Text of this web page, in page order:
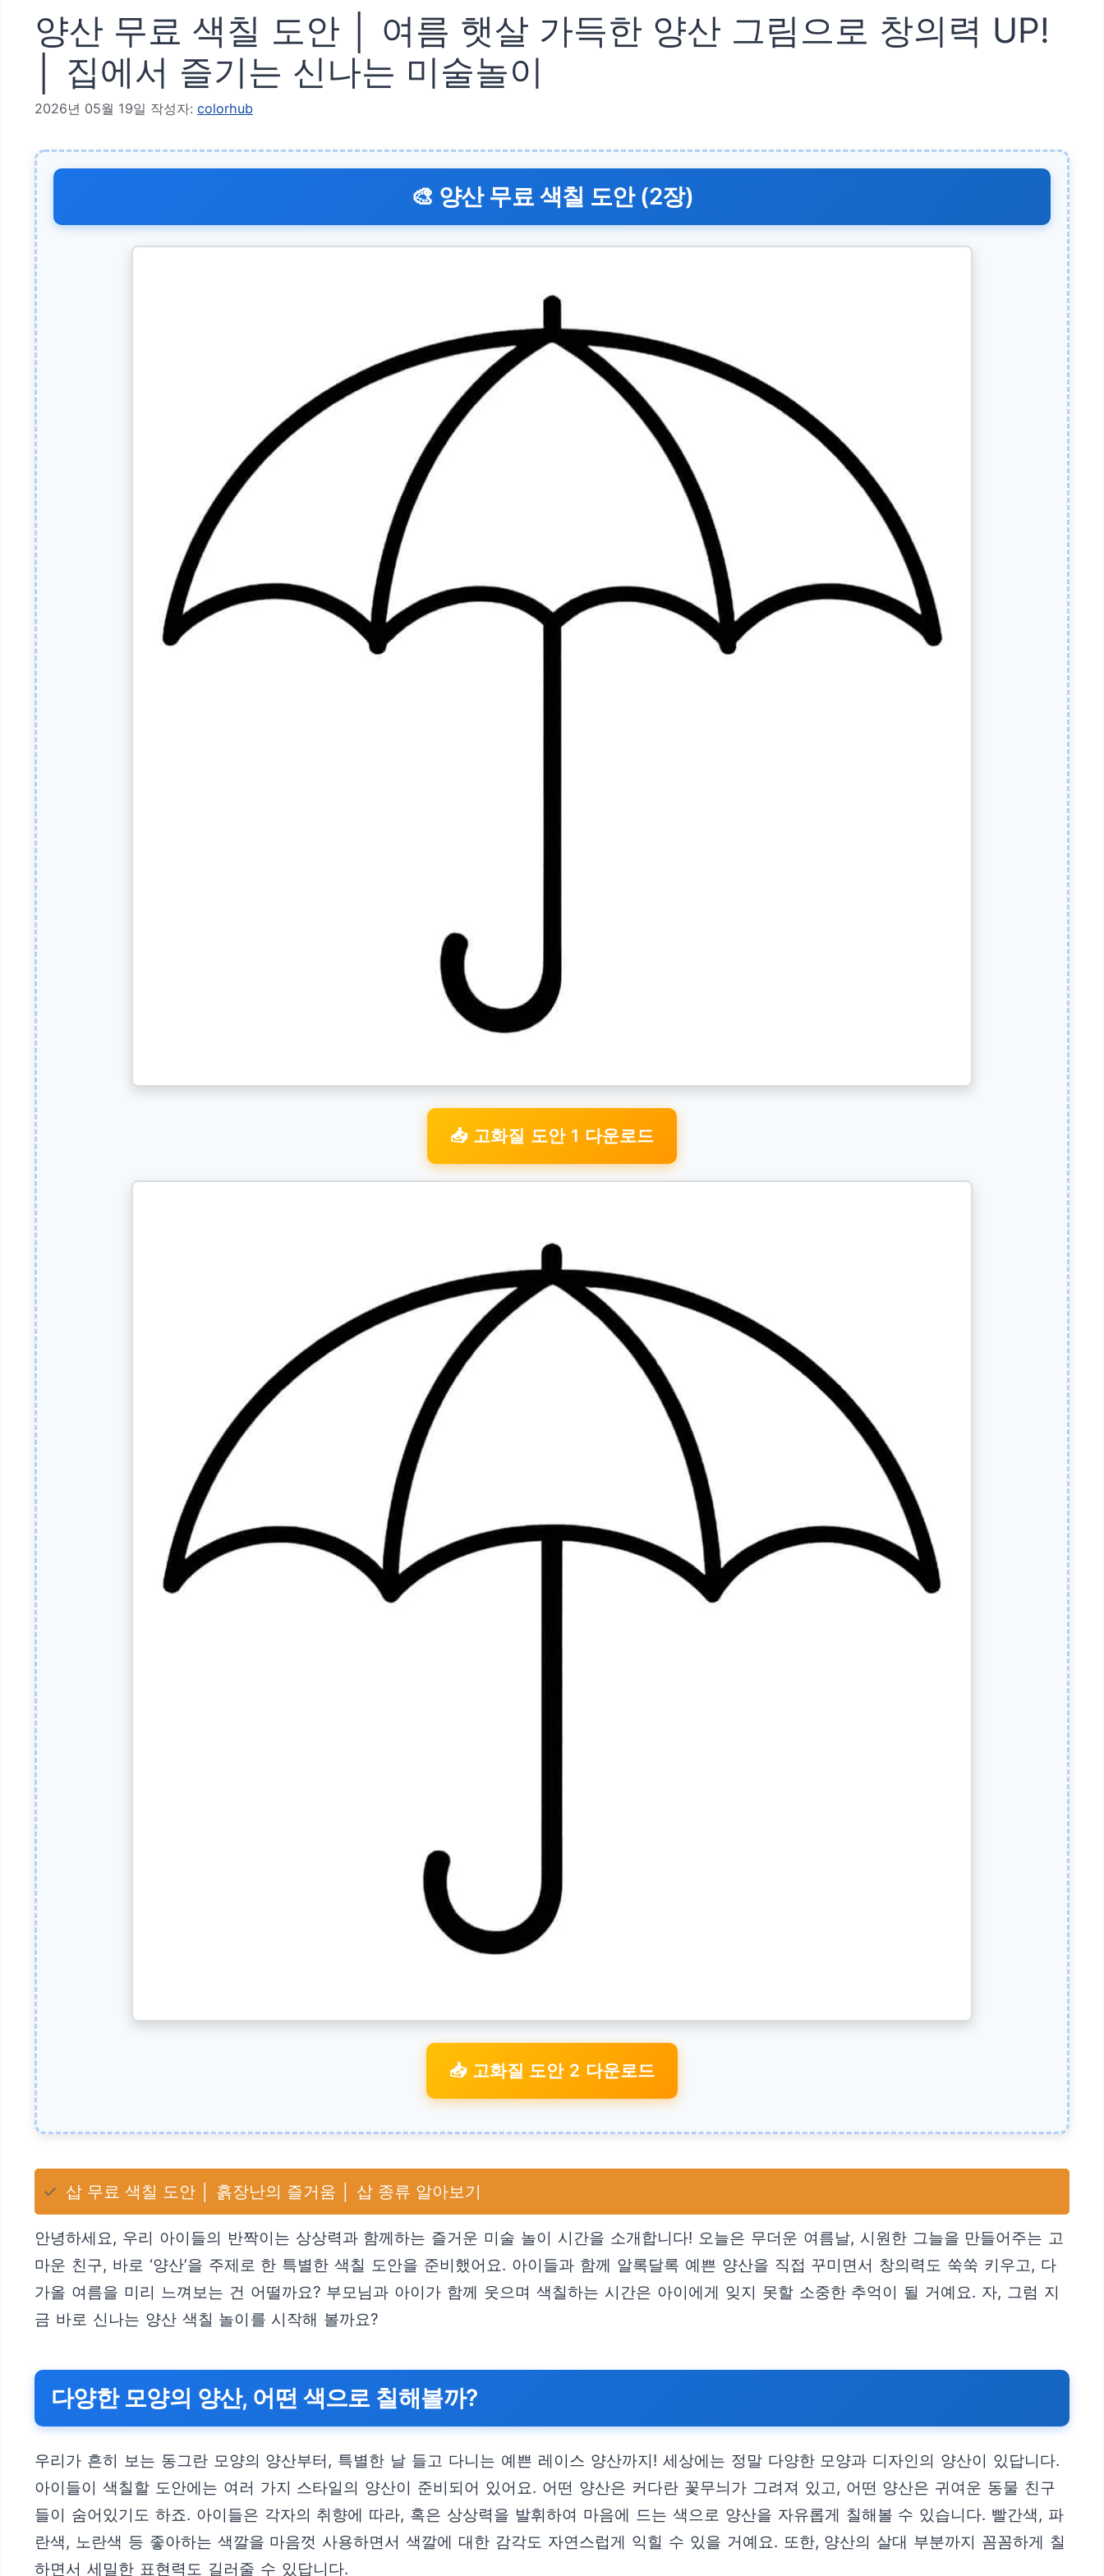
양산 무료 색칠 도안 │ 여름 햇살 가득한 양산 그림으로 창의력 UP!
│ 집에서 즐기는 신나는 미술놀이
2026년 05월 19일 작성자: colorhub
🎨 양산 무료 색칠 도안 (2장)
📥 고화질 도안 1 다운로드
📥 고화질 도안 2 다운로드
✓ 삽 무료 색칠 도안 │ 흙장난의 즐거움 │ 삽 종류 알아보기
안녕하세요, 우리 아이들의 반짝이는 상상력과 함께하는 즐거운 미술 놀이 시간을 소개합니다! 오늘은 무더운 여름날, 시원한 그늘을 만들어주는 고
마운 친구, 바로 ‘양산’을 주제로 한 특별한 색칠 도안을 준비했어요. 아이들과 함께 알록달록 예쁜 양산을 직접 꾸미면서 창의력도 쑥쑥 키우고, 다
가올 여름을 미리 느껴보는 건 어떨까요? 부모님과 아이가 함께 웃으며 색칠하는 시간은 아이에게 잊지 못할 소중한 추억이 될 거예요. 자, 그럼 지
금 바로 신나는 양산 색칠 놀이를 시작해 볼까요?
다양한 모양의 양산, 어떤 색으로 칠해볼까?
우리가 흔히 보는 동그란 모양의 양산부터, 특별한 날 들고 다니는 예쁜 레이스 양산까지! 세상에는 정말 다양한 모양과 디자인의 양산이 있답니다.
아이들이 색칠할 도안에는 여러 가지 스타일의 양산이 준비되어 있어요. 어떤 양산은 커다란 꽃무늬가 그려져 있고, 어떤 양산은 귀여운 동물 친구
들이 숨어있기도 하죠. 아이들은 각자의 취향에 따라, 혹은 상상력을 발휘하여 마음에 드는 색으로 양산을 자유롭게 칠해볼 수 있습니다. 빨간색, 파
란색, 노란색 등 좋아하는 색깔을 마음껏 사용하면서 색깔에 대한 감각도 자연스럽게 익힐 수 있을 거예요. 또한, 양산의 살대 부분까지 꼼꼼하게 칠
하면서 세밀한 표현력도 길러줄 수 있답니다.